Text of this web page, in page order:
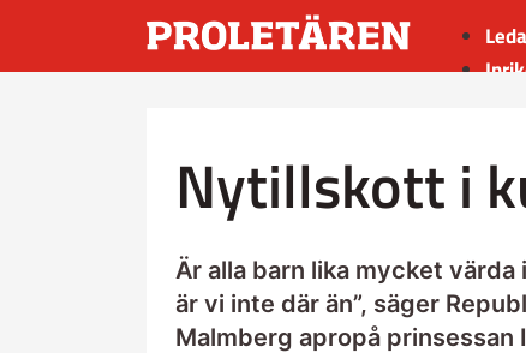
Sport
Nytillskott i
Är alla barn lika mycket
är vi inte där än”, säger
Malmberg apropå